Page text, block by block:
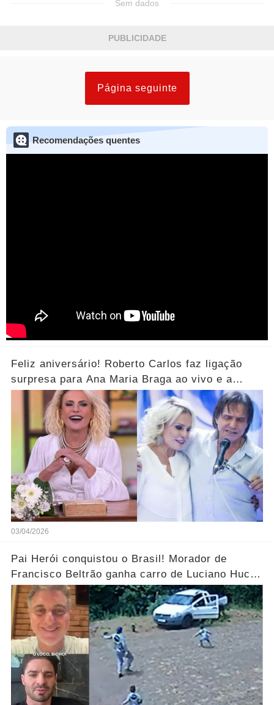
Sem dados
PUBLICIDADE
Página seguinte
Recomendações quentes
Feliz aniversário! Roberto Carlos faz ligação
surpresa para Ana Maria Braga ao vivo e a
parabeniza pelo aniversário..... Ver mais
03/04/2026
Pai Herói conquistou o Brasil! Morador de
Francisco Beltrão ganha carro de Luciano Huck
após vídeo dos filhos viralizar.... Ver mais